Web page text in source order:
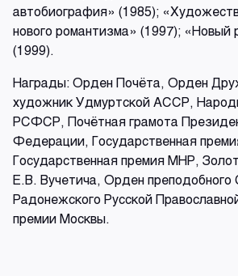
автобиография» (1985);
нового романтизма» (1997); «Новый
(1999).
Награды: Орден Почёта, Орден
художник Удмуртской АССР,
РСФСР, Почётная грамота
Федерации, Государственная
Государственная премия МНР,
Е.В. Вучетича, Орден преподобного
Радонежского Русской
премии Москвы.